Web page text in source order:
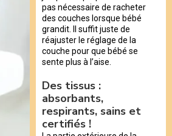
pas nécessaire de racheter
des couches lorsque bébé
grandit. Il suffit juste de
réajuster le réglage de la
couche pour que bébé se
sente plus à l’aise.
Des tissus :
absorbants,
respirants, sains et
certifiés !